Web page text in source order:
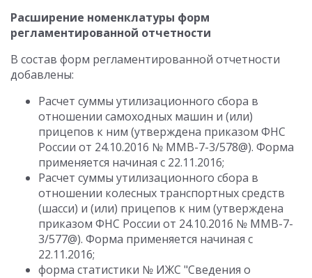
Расширение номенклатуры форм
регламентированной отчетности
В состав форм регламентированной отчетности
добавлены:
Расчет суммы утилизационного сбора в
отношении самоходных машин и (или)
прицепов к ним (утверждена приказом ФНС
России от 24.10.2016 № ММВ-7-3/578@). Форма
применяется начиная с 22.11.2016;
Расчет суммы утилизационного сбора в
отношении колесных транспортных средств
(шасси) и (или) прицепов к ним (утверждена
приказом ФНС России от 24.10.2016 № ММВ-7-
3/577@). Форма применяется начиная с
22.11.2016;
форма статистики № ИЖС "Сведения о